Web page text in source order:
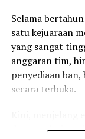
Usai balapan,
menjadi faktor
“Saya
Selama
satu kejuaraan
yang sangat
anggaran tim,
penyediaan
secara terbuka.
dan regulasi